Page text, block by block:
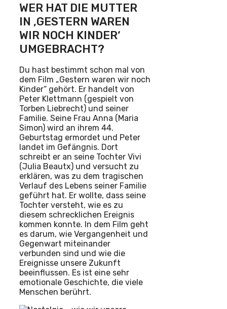
WER HAT DIE MUTTER
IN ‚GESTERN WAREN
WIR NOCH KINDER‘
UMGEBRACHT?
Du hast bestimmt schon mal von
dem Film „Gestern waren wir noch
Kinder“ gehört. Er handelt von
Peter Klettmann (gespielt von
Torben Liebrecht) und seiner
Familie. Seine Frau Anna (Maria
Simon) wird an ihrem 44.
Geburtstag ermordet und Peter
landet im Gefängnis. Dort
schreibt er an seine Tochter Vivi
(Julia Beautx) und versucht zu
erklären, was zu dem tragischen
Verlauf des Lebens seiner Familie
geführt hat. Er wollte, dass seine
Tochter versteht, wie es zu
diesem schrecklichen Ereignis
kommen konnte. In dem Film geht
es darum, wie Vergangenheit und
Gegenwart miteinander
verbunden sind und wie die
Ereignisse unsere Zukunft
beeinflussen. Es ist eine sehr
emotionale Geschichte, die viele
Menschen berührt.